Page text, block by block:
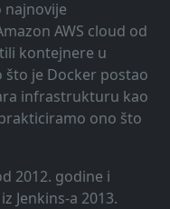
najnovije
AWS cloud od
kontejnere u
je Docker postao
infrastrukturu kao
ono što
2012. godine i
Jenkins-a 2013.